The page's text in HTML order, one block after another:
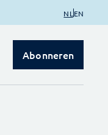
NL EN
Abonneren